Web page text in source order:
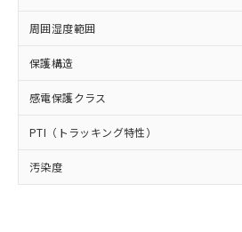
周囲湿度範囲
保護構造
感電保護クラス
PTI（トラッキング特性）
汚染度
在庫状況および標準価
事前の承諾なく第三者
示しないようお願いし
マイパーツ機能（部品
ビス）をご利用いただ
メンバーズにご登録さ
お客様が当ウェブサイ
フタル酸エステル類の４物質につい
図的な使用がないことを確認してい
※2 対応予定月
部品在庫の切り替え状況など
月が前後することがあります
※2 環境保護使用期限
「ｅ」：有害物質（10物質）
準値以下であることを示し
「10」：通常の使用状況下に
質が外部に漏えいし、環境に
及ぼさない年数を意味します
「－」：未確認です。当社
武器並びにこれらの製
当社は、貴社製品を第
場合は、上記1、2およ
該第三者に通知します
販売先および販売に係
法に輸出するおそれが
り引きをいたしません
いては、お客様の
たはお客様担当の
白
受注生産機種、ま
情報を公開してい